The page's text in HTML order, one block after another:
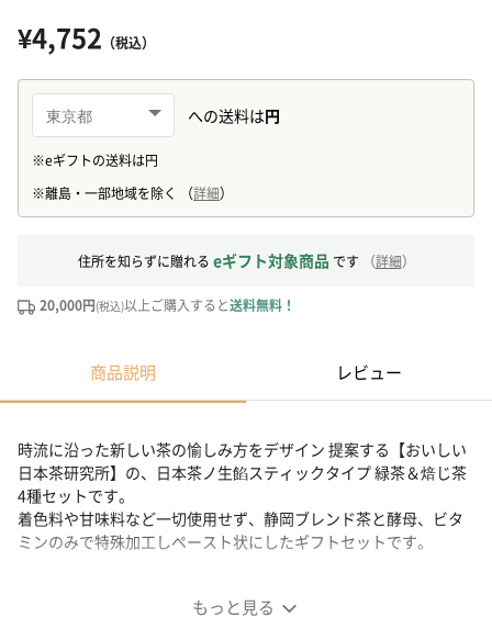
¥4,752 （税込）
住所を知らずに贈れる eギフト対象商品 です （詳細）
20,000円(税込)以上ご購入すると送料無料！
商品説明 レビュー
もっと見る
時流に沿った新しい茶の愉しみ方をデザイン 提案する【おいしい
日本茶研究所】の、日本茶ノ生餡スティックタイプ 緑茶＆焙じ茶
4種セットです。
着色料や甘味料など一切使用せず、静岡ブレンド茶と酵母、ビタ
ミンのみで特殊加工しペースト状にしたギフトセットです。
日本茶ノ生餡スティックタイプ